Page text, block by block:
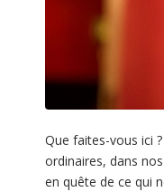
Que faites-vous ici
ordinaires, dans
en quête de ce qui